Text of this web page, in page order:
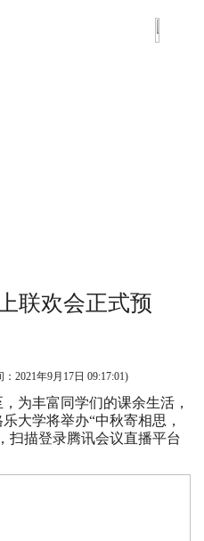
联欢会正式预
2021年9月17日 09:17:01)
为丰富同学们的课余生活，
大学将举办“中秋寄相思，
扫描登录腾讯会议直播平台